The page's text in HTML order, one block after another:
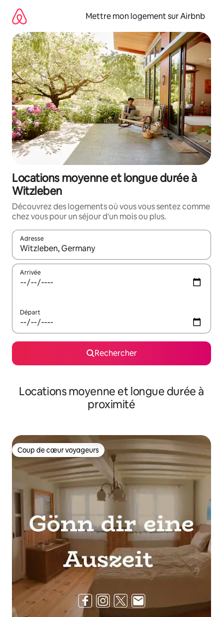
directement
contenu
Mettre mon logement sur Airbnb
Locations moyenne et longue durée à
Witzleben
Découvrez des logements où vous vous sentez comme
chez vous pour un séjour d'un mois ou plus.
Adresse
Lorsque les résultats s'affichent, utilisez les flèches vers le
Arrivée
Départ
Rechercher
Locations moyenne et longue durée à
proximité
Coup de cœur voyageurs
Coup de cœur voyageurs